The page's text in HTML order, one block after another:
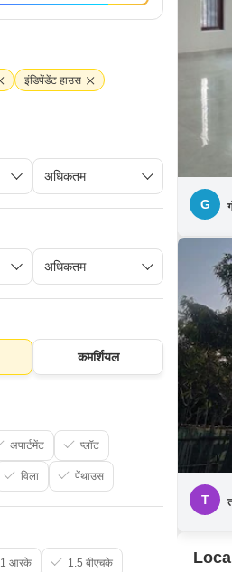
G
T
इंडिपेंडेंट हाउस
कमर्शियल
अपार्टमेंट प्लॉट
विला पेंथाउस
1 आरके 1.5 बीएचके